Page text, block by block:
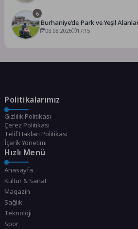
6
Burhaniye’de Park ve Yeşil
Çalışmaları Sürüyor
08.08.2026 17:15
Politikalarımız
Gizlilik Politikası
Çerez Politikası
Telif Hakları Politikası
İçerik Yönetimi
Hızlı Menü
Anasayfa
Kültür & Sanat
Magazin
Sağlık
Teknoloji
Spor